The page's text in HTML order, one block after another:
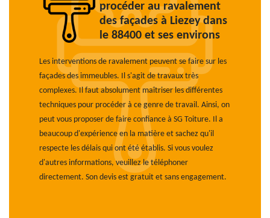
procéder au ravalement
des façades à Liezey dans
le 88400 et ses environs
Les interventions de ravalement peuvent se faire sur les
façades des immeubles. Il s'agit de travaux très
complexes. Il faut absolument maîtriser les différentes
techniques pour procéder à ce genre de travail. Ainsi, on
peut vous proposer de faire confiance à SG Toiture. Il a
beaucoup d'expérience en la matière et sachez qu'il
respecte les délais qui ont été établis. Si vous voulez
d'autres informations, veuillez le téléphoner
directement. Son devis est gratuit et sans engagement.